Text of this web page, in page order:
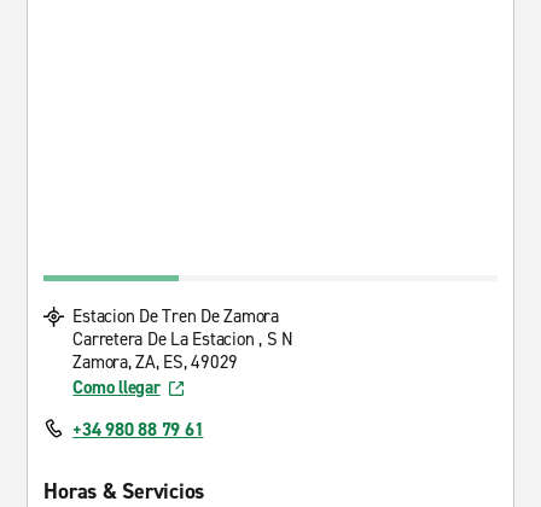
Estacion De Tren De Zamora
Carretera De La Estacion , S N
Zamora, ZA, ES, 49029
Como llegar
+34 980 88 79 61
Horas & Servicios